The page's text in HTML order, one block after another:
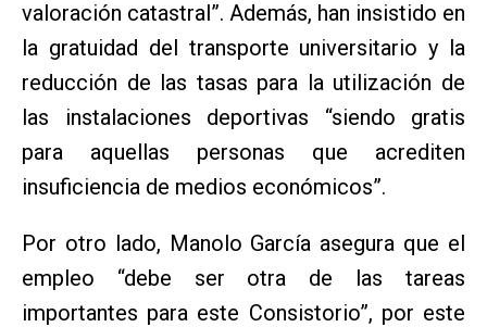
valoración catastral”. Además, han insistido en
la gratuidad del transporte universitario y la
reducción de las tasas para la utilización de
las instalaciones deportivas “siendo gratis
para aquellas personas que acrediten
insuficiencia de medios económicos”.
Por otro lado, Manolo García asegura que el
empleo “debe ser otra de las tareas
importantes para este Consistorio”, por este